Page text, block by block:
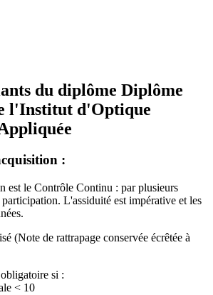
du diplôme Diplôme
l'Institut d'Optique
:
est le Contrôle Continu : par plusieurs
L'assiduité est impérative et les
(Note de rattrapage conservée écrêtée à
si :
< 10